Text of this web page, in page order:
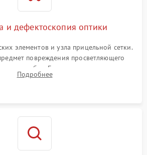
и дефектоскопия оптики
элементов и узла прицельной сетки.
повреждения просветляющего
грибка. Бережная очистка стекол
целостности гравированной
Подробнее